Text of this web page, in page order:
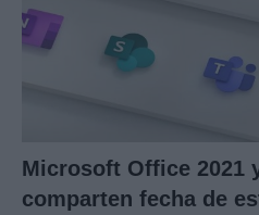
Microsoft Office 2021
comparten fecha de